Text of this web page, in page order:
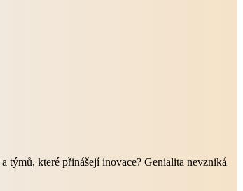
týmů, které přinášejí inovace? Genialita nevzniká